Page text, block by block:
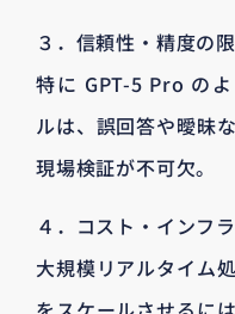
３．信頼性・精度の
特に GPT-5 Pro の
ルは、誤回答や曖昧
現場検証が不可欠。
４．コスト・インフ
大規模リアルタイム